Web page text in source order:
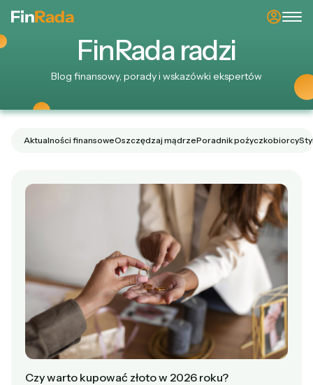
FinRada radzi
Blog finansowy, porady i wskazówki ekspertów
Aktualności finansoweOszczędzaj mądrzePoradnik pożyczkobiorcy
Czy warto kupować złoto w 2026 roku?